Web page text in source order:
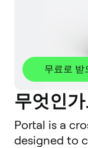
무료로 받
무엇인
Portal is a
designed to